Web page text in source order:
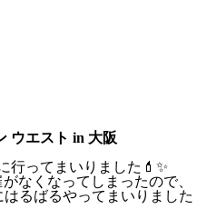
ウエスト in 大阪
行ってまいりました💄✨
なくなってしまったので、
るばるやってまいりました